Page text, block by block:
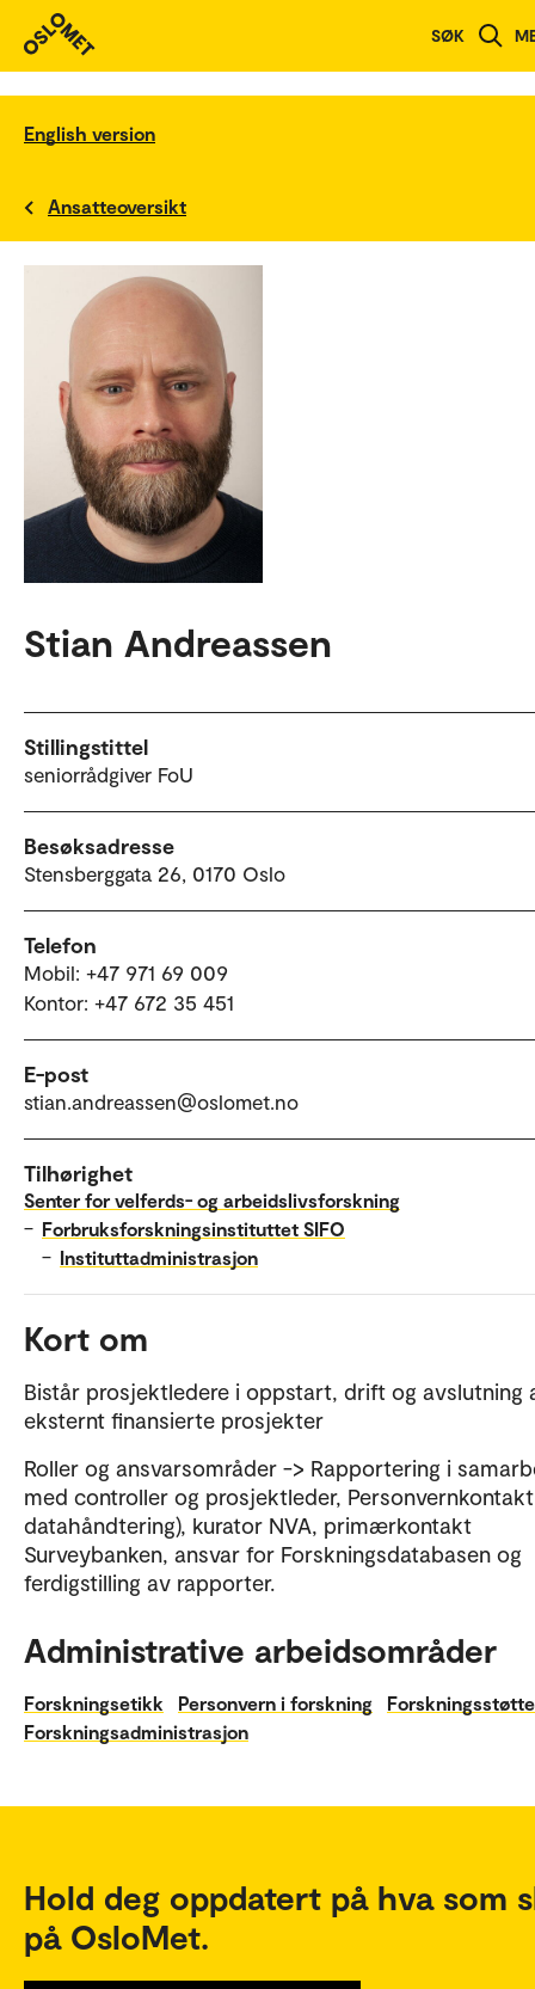
SØK
English version
Ansatteoversikt
Stian Andreassen
Stillingstittel
seniorrådgiver FoU
Besøksadresse
Stensberggata 26, 0170 Oslo
Telefon
Mobil: +47 971 69 009
Kontor: +47 672 35 451
E-post
stian.andreassen@oslomet.no
Tilhørighet
Senter for velferds- og arbeidslivsforskning
– Forbruksforskningsinstituttet SIFO
– Instituttadministrasjon
Kort om
Bistår prosjektledere i oppstart, drift og avslutning
eksternt finansierte prosjekter
Roller og ansvarsområder -> Rapportering i
med controller og prosjektleder,
datahåndtering), kurator NVA, primærkontakt
Surveybanken, ansvar for Forskningsdatabasen og
ferdigstilling av rapporter.
Administrative arbeidsområder
Forskningsetikk Personvern i forskning
Forskningsstøtte
Forskningsadministrasjon
Hold deg oppdatert på hva som
på OsloMet.